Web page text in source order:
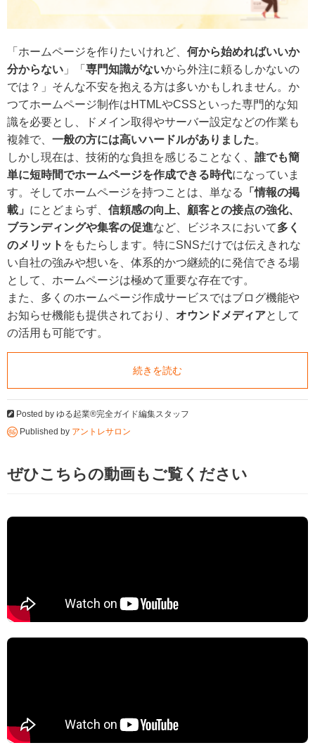
「ホームページを作りたいけれど、 何から始めればいいか
分からない 」「 専門知識がないから外注に頼るしかないの
では？」そんな不安を抱える方は多いかもしれません。か
つてホームページ制作はHTMLやCSSといった専門的な知
識を必要とし、ドメイン取得やサーバー設定などの作業も
複雑で、 一般の方には高いハードルがありました。
しかし現在は、技術的な負担を感じることなく、 誰でも簡
単に短時間でホームページを作成できる時代になっていま
す。そしてホームページを持つことは、単なる
「情報の掲
載」 にとどまらず、 信頼感の向上、顧客との接点の強化、
ブランディングや集客の促進など、ビジネスにおいて多く
のメリット をもたらします。特にSNSだけでは伝えきれな
い自社の強みや想いを、体系的かつ継続的に発信できる場
として、ホームページは極めて重要な存在です。
また、多くのホームページ作成サービスではブログ機能や
お知らせ機能も提供されており、 オウンドメディアとして
の活用も可能です。
続きを読む
Posted by ゆる起業®完全ガイド編集スタッフ
Published by アントレサロン
ぜひこちらの動画もご覧ください